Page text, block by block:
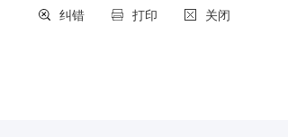
关闭
打印
纠错